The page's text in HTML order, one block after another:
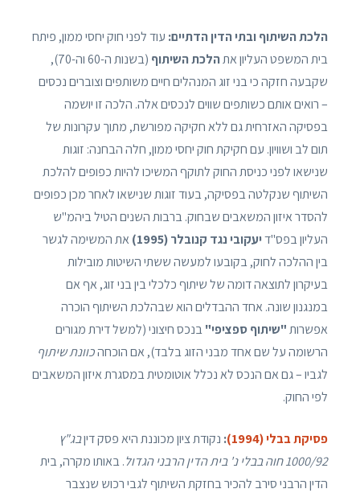
הלכת השיתוף ובתי הדין הדתיים: עוד לפני חוק יחסי ממון, פיתח
בית המשפט העליון אתהלכת השיתוף
(בשנות ה-60 וה-70),
שקבעה חזקה כי בני זוג המנהלים חיים משותפים וצוברים נכסים
– רואים אותם כשותפים שווים לנכסים אלה. הלכה זו יושמה
בפסיקה האזרחית גם ללא חקיקה מפורשת, מתוך עקרונות של
תום לב ושוויון. עם חקיקת חוק יחסי ממון, חלה הבחנה: זוגות
שנישאו לפני כניסת החוק לתוקף המשיכו להיות כפופים להלכת
השיתוף שנקלטה בפסיקה, בעוד זוגות שנישאו לאחר מכן כפופים
להסדר איזון המשאבים שבחוק. ברבות השנים הטיל ביהמ"ש
העליון בפס"דיעקובי נגד קנובלר (1995)
את המשימה לגשר
בין ההלכה לחוק, בקובעו למעשה ששתי השיטות מובילות
בעיקרון לתוצאה דומה של שיתוף כלכלי בין בני זוג, אף אם
במנגנון שונה. אחד ההבדלים הוא שבהלכת השיתוף הוכרה
אפשרות"שיתוף ספציפי"בנכס חיצוני (למשל דירת מגורים
הרשומה על שם אחד מבני הזוג בלבד), אם הוכחהכוונת שיתוף
לגביו – גם אם הנכס לא נכלל אוטומטית במסגרת איזון המשאבים
לפי החוק.
פסיקת בבלי (1994) : נקודת ציון מכוננת היא פסק דיןבג"ץ
1000/92 חוה בבלי נ' בית הדין הרבני הגדול
. באותו מקרה, בית
הדין הרבני סירב להכיר בחזקת השיתוף לגבי רכוש שנצבר